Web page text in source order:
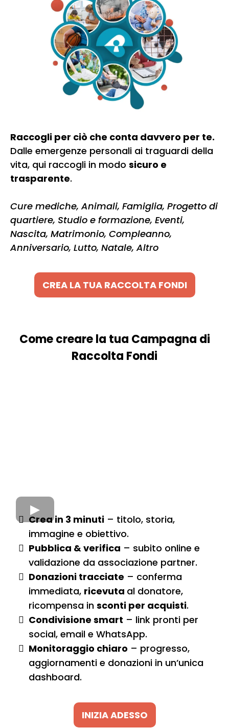
Raccogli per ciò che conta davvero per te.
Dalle emergenze personali ai traguardi della
vita, qui raccogli in modo sicuro e
trasparente.
Cure mediche, Animali, Famiglia, Progetto di
quartiere, Studio e formazione, Eventi,
Nascita, Matrimonio, Compleanno,
Anniversario, Lutto, Natale, Altro
CREA LA TUA RACCOLTA FONDI
Come creare la tua Campagna di
Raccolta Fondi
Crea in 3 minuti – titolo, storia,
immagine e obiettivo.
Pubblica & verifica – subito online e
validazione da associazione partner.
Donazioni tracciate – conferma
immediata, ricevuta al donatore,
ricompensa in sconti per acquisti.
Condivisione smart – link pronti per
social, email e WhatsApp.
Monitoraggio chiaro – progresso,
aggiornamenti e donazioni in un’unica
dashboard.
INIZIA ADESSO